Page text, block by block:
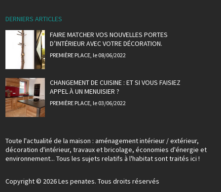
DERNIERS ARTICLES
FAIRE MATCHER VOS NOUVELLES PORTES
D’INTÉRIEUR AVEC VOTRE DÉCORATION.
PREMIÈRE PLACE, le 08/06/2022
CHANGEMENT DE CUISINE : ET SI VOUS FAISIEZ
APPEL À UN MENUISIER ?
PREMIÈRE PLACE, le 03/06/2022
Toute l'actualité de la maison : aménagement intérieur / extérieur,
décoration d'intérieur, travaux et bricolage, économies d'énergie et
environnement... Tous les sujets relatifs à l'habitat sont traités ici !
Copyright © 2026 Les penates. Tous droits réservés